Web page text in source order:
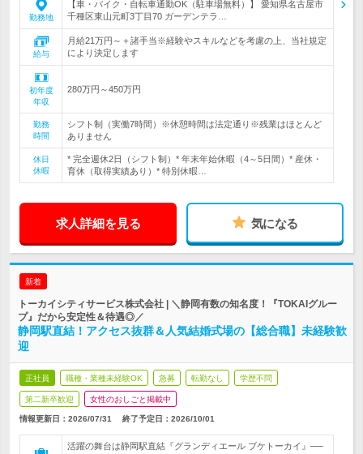
勤務地
【車・バイク・自転車通勤OK（駐車場無料）】 愛知県名古屋市
千種区東山元町3丁目70 ガーデンテラ…
給与
月給21万円～＋諸手当※経験やスキルなどを考慮の上、当社規定
により決定します
初年度
年収
280万円～450万円
勤務
時間
シフト制（実働7時間）※休憩時間は法定通り※残業はほとんど
ありません
休日
休暇
* 完全週休2日（シフト制）* 年末年始休暇（4～5日間）* 産休・
育休（取得実績あり）* 特別休暇…
求人詳細を見る 気になる
新着
トーカイシティサービス株式会社 | ＼静岡有数の知名度！『TOKAIグルー
プ』だから安定性＆待遇◎／
静岡駅直結！アクセス抜群＆人気結婚式場の【総合職】未経験歓
迎
正社員 職種・業種未経験OK 急募 転勤なし 学歴不問
第二新卒歓迎 女性のおしごと掲載中
情報更新日：2026/07/31 終了予定日： 2026/10/01
活躍の舞台は静岡駅直結『グランディエール ブケトーカイ』──